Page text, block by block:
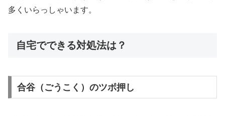
多くいらっしゃいます。
自宅でできる対処法は？
合谷（ごうこく）のツボ押し